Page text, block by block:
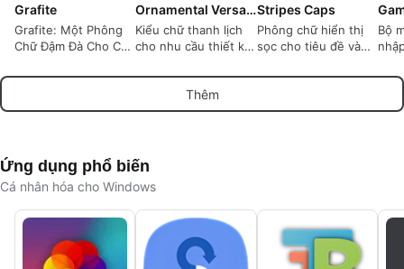
Grafite
Grafite: Một Phông
Chữ Đậm Đà Cho Các
Ornamental Versals
Kiểu chữ thanh lịch
cho nhu cầu thiết kế
Stripes Caps
Phông chữ hiển thị
sọc cho tiêu đề và
động cao
Bộ
Thêm
Ứng dụng phổ biến
Cá nhân hóa cho Windows